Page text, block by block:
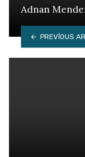
Adnan
PREVIOUS